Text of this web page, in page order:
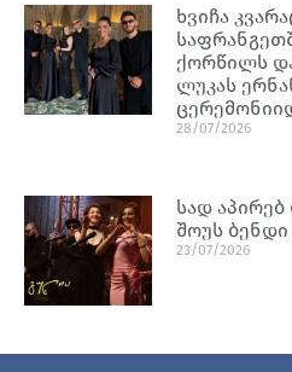
ხვიჩა
ქორწილს
ლუკას
28/07/2026
სად აპირებ
შოუს
23/07/2026